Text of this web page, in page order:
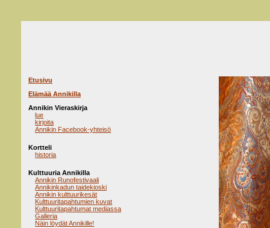
Etusivu
Elämää Annikilla
Annikin Vieraskirja
lue
kirjoita
Annikin Facebook-yhteisö
Kortteli
historia
Kulttuuria Annikilla
Annikin Runofestivaali
Annikinkadun taidekioski
Annikin kulttuurikesät
Kulttuuritapahtumien kuvat
Kulttuuritapahtumat mediassa
Galleria
Näin löydät Annikille!